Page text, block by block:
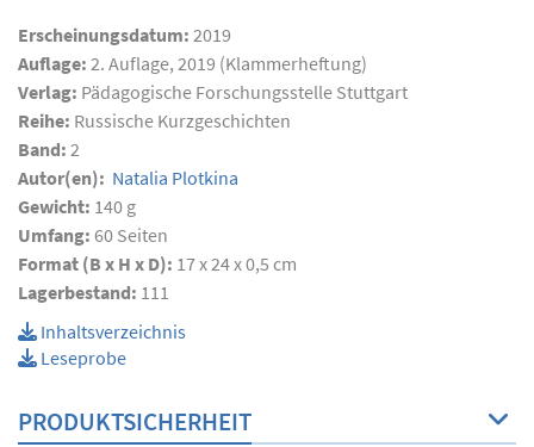
Erscheinungsdatum: 2019
Auflage: 2. Auflage, 2019 (Klammerheftung)
Verlag: Pädagogische Forschungsstelle Stuttgart
Reihe: Russische Kurzgeschichten
Band: 2
Autor(en): Natalia Plotkina
Gewicht: 140 g
Umfang: 60 Seiten
Format (B x H x D): 17 x 24 x 0,5 cm
Lagerbestand: 111
Inhaltsverzeichnis
Leseprobe
PRODUKTSICHERHEIT